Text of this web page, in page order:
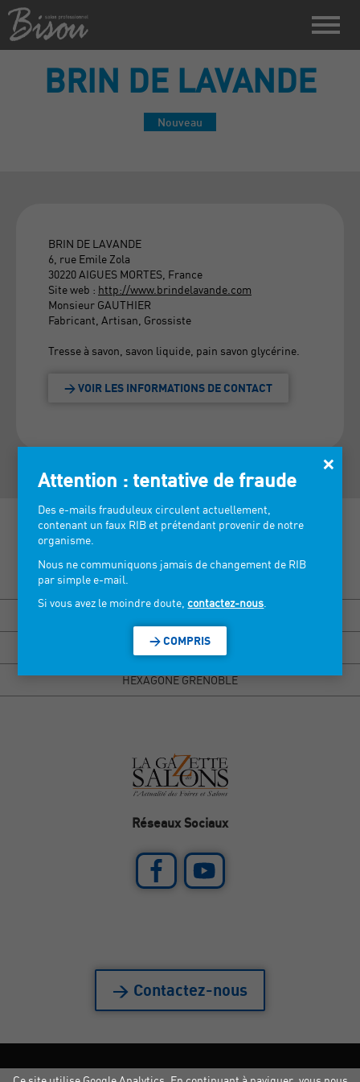
BRIN DE LAVANDE
Nouveau
BRIN DE LAVANDE
6, rue Emile Zola
30220 AIGUES MORTES, France
Site web : http://www.brindelavande.com
Monsieur GAUTHIER
Fabricant, Artisan, Grossiste
Tresse à savon, savon liquide, pain savon glycérine.
> VOIR LES INFORMATIONS DE CONTACT
HEXAGONE RENNES
HEXAGONE GRENOBLE
Réseaux Sociaux
> Contactez-nous
×
Attention : tentative de fraude
Des e-mails frauduleux circulent actuellement,
contenant un faux RIB et prétendant provenir de notre
organisme.
Nous ne communiquons jamais de changement de RIB
par simple e-mail.
Si vous avez le moindre doute, contactez-nous
> COMPRIS